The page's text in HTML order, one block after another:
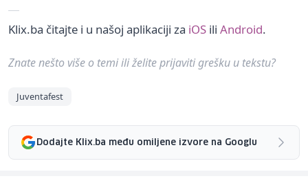
Klix.ba čitajte i u našoj aplikaciji za iOS ili Android.
Znate nešto više o temi ili želite prijaviti grešku u tekstu?
Juventafest
Dodajte Klix.ba među omiljene izvore na Googlu